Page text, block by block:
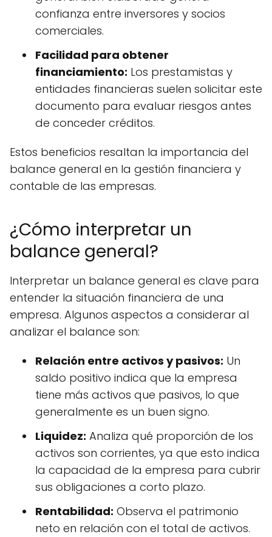
confianza entre inversores y socios
comerciales.
Facilidad para obtener
financiamiento: Los prestamistas y
entidades financieras suelen solicitar este
documento para evaluar riesgos antes
de conceder créditos.
Estos beneficios resaltan la importancia del
balance general en la gestión financiera y
contable de las empresas.
¿Cómo interpretar un
balance general?
Interpretar un balance general es clave para
entender la situación financiera de una
empresa. Algunos aspectos a considerar al
analizar el balance son:
Relación entre activos y pasivos: Un
saldo positivo indica que la empresa
tiene más activos que pasivos, lo que
generalmente es un buen signo.
Liquidez: Analiza qué proporción de los
activos son corrientes, ya que esto indica
la capacidad de la empresa para cubrir
sus obligaciones a corto plazo.
Rentabilidad: Observa el patrimonio
neto en relación con el total de activos.